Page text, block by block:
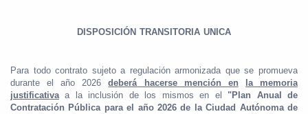
DISPOSICIÓN TRANSITORIA UNICA
Para todo contrato sujeto a regulación armonizada que se promueva
durante el año 2026deberá hacerse mención en
la memoria
justificativa a la inclusión de los mismos en el "Plan Anual de
Contratación Pública para el año 2026 de la Ciudad Autónoma de